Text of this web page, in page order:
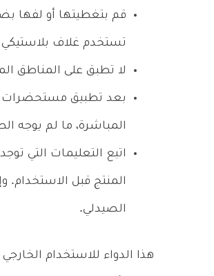
قم بتغطيتها أو لفها
تستخدم غلاف
لا تطبق على المناطق
بعد تطبيق مستحضرات
المباشرة، ما لم يوجه
اتبع التعليمات التي
المنتج قبل الاستخدام.
الصيدلي.
هذا الدواء للاستخدام